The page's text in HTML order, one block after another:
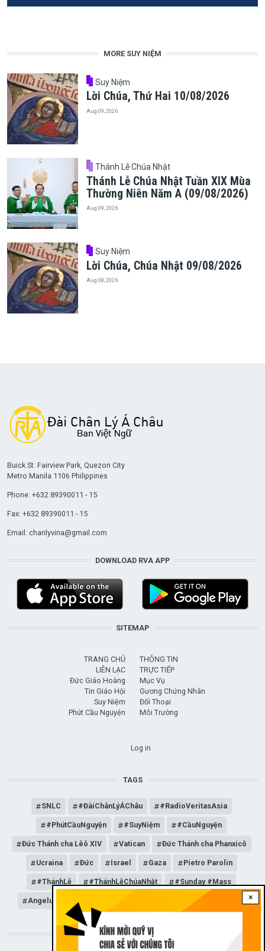
MORE SUY NIỆM
Suy Niệm
Lời Chúa, Thứ Hai 10/08/2026
Aug 09, 2026
Thánh Lễ Chúa Nhật
Thánh Lễ Chúa Nhật Tuần XIX Mùa
Thường Niên Năm A (09/08/2026)
Aug 09, 2026
Suy Niệm
Lời Chúa, Chúa Nhật 09/08/2026
Aug 08, 2026
×
Buick St. Fairview Park, Quezon City
Metro Manila 1106 Philippines
Phone: +632 89390011 - 15
Fax: +632 89390011 - 15
Email: chanlyvina@gmail.com
DOWNLOAD RVA APP
SITEMAP
TRANG CHỦ
LIÊN LẠC
Đức Giáo Hoàng
Tin Giáo Hội
Suy Niệm
Phút Cầu Nguyện
THÔNG TIN
TRỰC TIẾP
Mục Vụ
Gương Chứng Nhân
Đối Thoại
Môi Trường
Log in
TAGS
SNLC #ĐàiChânLýÁChâu #RadioVeritasAsia
#PhútCầuNguyện #SuyNiệm #CầuNguyện
Đức Thánh cha Lêô XIV Vatican Đức Thánh cha Phanxicô
Ucraina Đức Israel Gaza Pietro Parolin
#ThánhLễ #ThánhLễChúaNhật #Sunday #Mass
Angelus Đức Giáo hoàng Lêô XIV General Audience
STAY CONNECTED WITH US!